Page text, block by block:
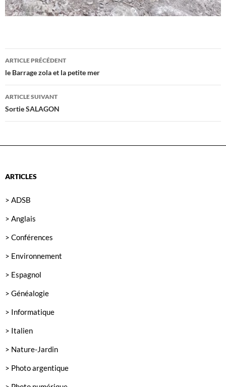
Navigation
des
articles
ARTICLE PRÉCÉDENT
le Barrage zola et la petite mer
ARTICLE SUIVANT
Sortie SALAGON
ARTICLES
> ADSB
> Anglais
> Conférences
> Environnement
> Espagnol
> Généalogie
> Informatique
> Italien
> Nature-Jardin
> Photo argentique